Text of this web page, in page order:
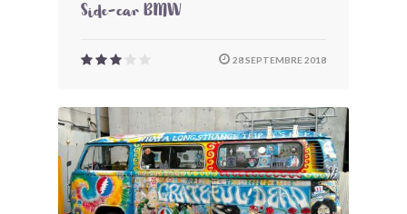
Side-car BMW
28 SEPTEMBRE 2018